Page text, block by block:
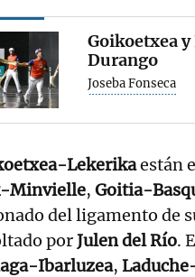
Goikoetxea
Durango
Joseba Fonseca
Lekerikaestán
Minvielle, Goitia-
del ligamento de
porJulen del Río.
Ibarluzea,